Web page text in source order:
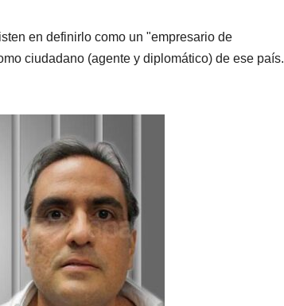
en definirlo como un "empresario de
ciudadano (agente y diplomático) de ese país.